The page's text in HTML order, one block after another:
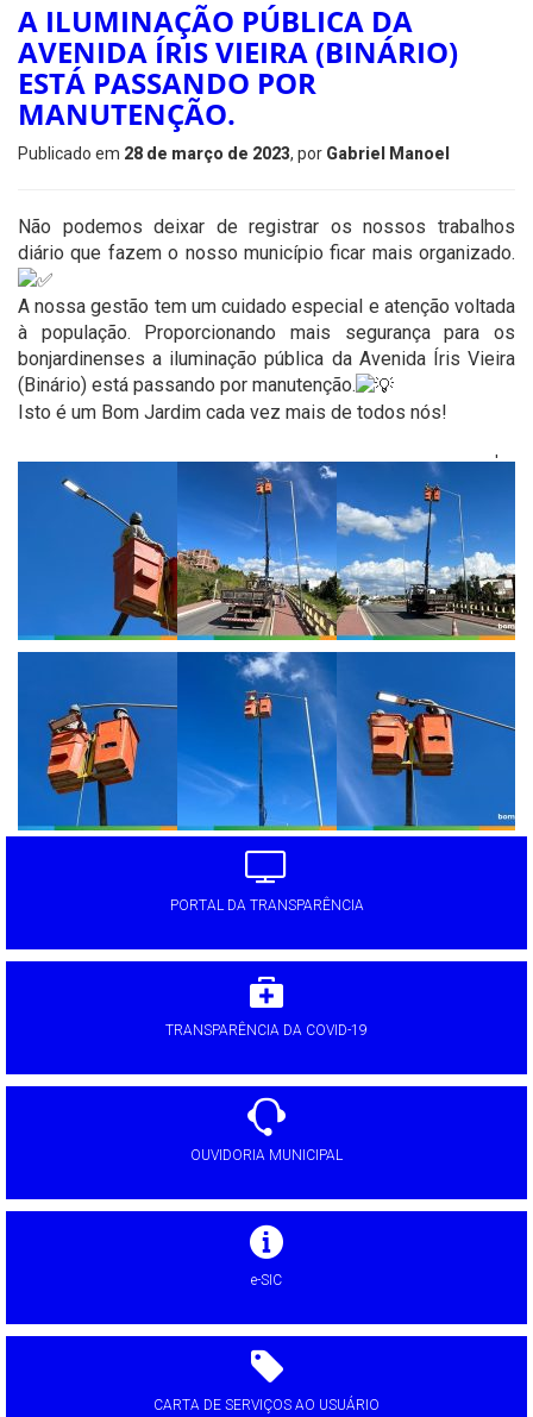
A ILUMINAÇÃO PÚBLICA DA
AVENIDA ÍRIS VIEIRA (BINÁRIO)
ESTÁ PASSANDO POR
MANUTENÇÃO.
Publicado em 28 de março de 2023, por Gabriel Manoel
Não podemos deixar de registrar os nossos trabalhos
diário que fazem o nosso município ficar mais organizado.
A nossa gestão tem um cuidado especial e atenção voltada
à população. Proporcionando mais segurança para os
bonjardinenses a iluminação pública da Avenida Íris Vieira
(Binário) está passando por manutenção.
Isto é um Bom Jardim cada vez mais de todos nós!
PORTAL DA TRANSPARÊNCIA
TRANSPARÊNCIA DA COVID-19
OUVIDORIA MUNICIPAL
e-SIC
CARTA DE SERVIÇOS AO USUÁRIO
'